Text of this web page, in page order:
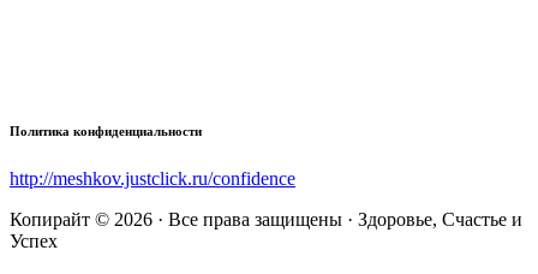
Политика конфиденциальности
http://meshkov.justclick.ru/confidence
Копирайт © 2026 · Все права защищены · Здоровье, Счастье и
Успех